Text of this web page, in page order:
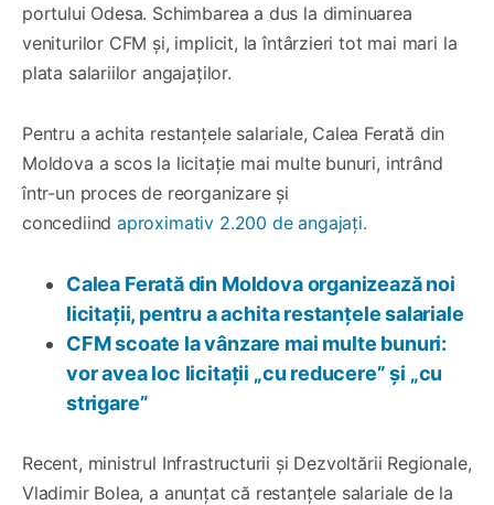
portului Odesa. Schimbarea a dus la diminuarea
veniturilor CFM și, implicit, la întârzieri tot mai mari la
plata salariilor angajaților.
Pentru a achita restanțele salariale, Calea Ferată din
Moldova a scos la licitație mai multe bunuri, intrând
într-un proces de reorganizare și
concediindaproximativ 2.200 de angajați.
Calea Ferată din Moldova organizează noi
licitații, pentru a achita restanțele salariale
CFM scoate la vânzare mai multe bunuri:
vor avea loc licitații „cu reducere” și „cu
strigare”
Recent, ministrul Infrastructurii și Dezvoltării Regionale,
Vladimir Bolea, a anunțat că restanțele salariale de la